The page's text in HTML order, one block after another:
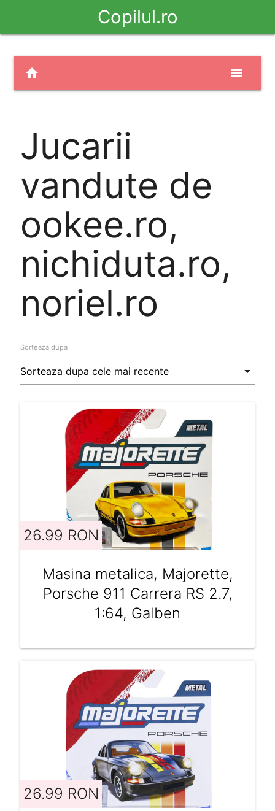
Copilul.ro
home menu
Jucarii
vandute de
ookee.ro,
nichiduta.ro,
noriel.ro
Sorteaza dupa
26.99 RON
Masina metalica, Majorette,
Porsche 911 Carrera RS 2.7,
1:64, Galben
26.99 RON